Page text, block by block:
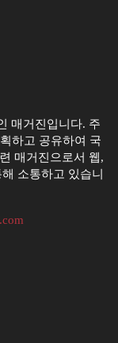
매거진입니다. 주
하고 공유하여 국
매거진으로서 웹,
소통하고 있습니